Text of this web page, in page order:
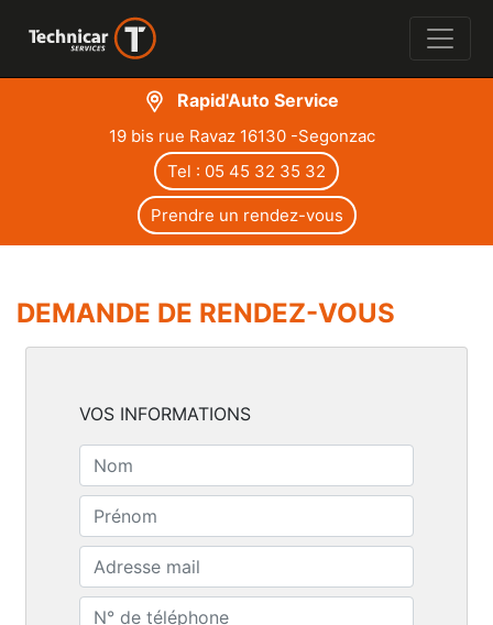
Rapid'Auto Service
19 bis rue Ravaz 16130 -Segonzac
Tel : 05 45 32 35 32
Prendre un rendez-vous
DEMANDE DE RENDEZ-VOUS
VOS INFORMATIONS